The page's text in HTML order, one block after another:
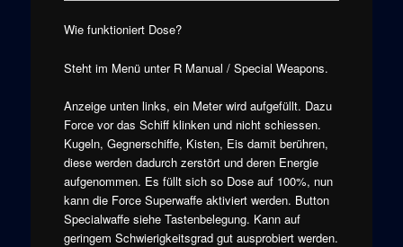
Wie funktioniert Dose?
Steht im Menü unter R Manual / Special Weapons.
Anzeige unten links, ein Meter wird aufgefüllt. Dazu
Force vor das Schiff klinken und nicht schiessen.
Kugeln, Gegnerschiffe, Kisten, Eis damit berühren,
diese werden dadurch zerstört und deren Energie
aufgenommen. Es füllt sich so Dose auf 100%, nun
kann die Force Superwaffe aktiviert werden. Button
Specialwaffe siehe Tastenbelegung. Kann auf
geringem Schwierigkeitsgrad gut ausprobiert werden.